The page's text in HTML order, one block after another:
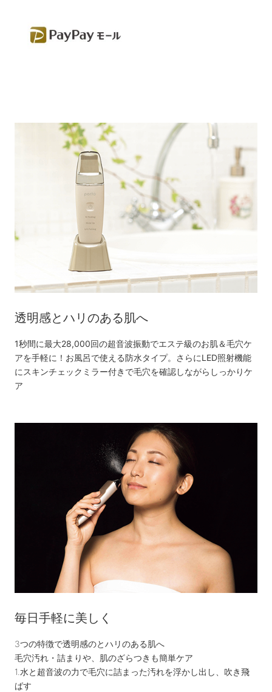
透明感とハリのある肌へ
1秒間に最大28,000回の超音波振動でエステ級のお肌＆毛穴ケ
アを手軽に！お風呂で使える防水タイプ。さらにLED照射機能
にスキンチェックミラー付きで毛穴を確認しながらしっかりケ
ア
毎日手軽に美しく
3つの特徴で透明感のとハリのある肌へ
毛穴汚れ・詰まりや、肌のざらつきも簡単ケア
1.水と超音波の力で毛穴に詰まった汚れを浮かし出し、吹き飛
ばす